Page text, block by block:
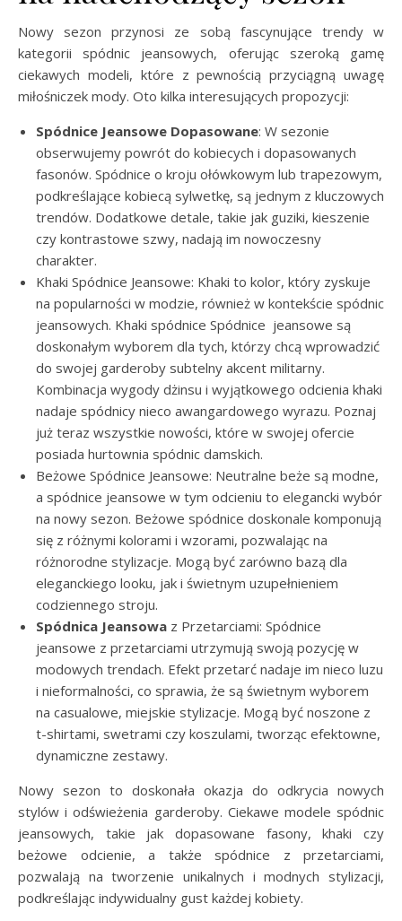
Nowy sezon przynosi ze sobą fascynujące trendy w
kategorii spódnic jeansowych, oferując szeroką gamę
ciekawych modeli, które z pewnością przyciągną uwagę
miłośniczek mody. Oto kilka interesujących propozycji:
Spódnice Jeansowe Dopasowane: W sezonie
obserwujemy powrót do kobiecych i dopasowanych
fasonów. Spódnice o kroju ołówkowym lub trapezowym,
podkreślające kobiecą sylwetkę, są jednym z kluczowych
trendów. Dodatkowe detale, takie jak guziki, kieszenie
czy kontrastowe szwy, nadają im nowoczesny
charakter.
Khaki Spódnice Jeansowe: Khaki to kolor, który zyskuje
na popularności w modzie, również w kontekście spódnic
jeansowych. Khaki spódnice Spódnice jeansowe są
doskonałym wyborem dla tych, którzy chcą wprowadzić
do swojej garderoby subtelny akcent militarny.
Kombinacja wygody dżinsu i wyjątkowego odcienia khaki
nadaje spódnicy nieco awangardowego wyrazu. Poznaj
już teraz wszystkie nowości, które w swojej ofercie
posiada hurtownia spódnic damskich.
Beżowe Spódnice Jeansowe: Neutralne beże są modne,
a spódnice jeansowe w tym odcieniu to elegancki wybór
na nowy sezon. Beżowe spódnice doskonale komponują
się z różnymi kolorami i wzorami, pozwalając na
różnorodne stylizacje. Mogą być zarówno bazą dla
eleganckiego looku, jak i świetnym uzupełnieniem
codziennego stroju.
Spódnica Jeansowa z Przetarciami: Spódnice
jeansowe z przetarciami utrzymują swoją pozycję w
modowych trendach. Efekt przetarć nadaje im nieco luzu
i nieformalności, co sprawia, że są świetnym wyborem
na casualowe, miejskie stylizacje. Mogą być noszone z
t-shirtami, swetrami czy koszulami, tworząc efektowne,
dynamiczne zestawy.
Nowy sezon to doskonała okazja do odkrycia nowych
stylów i odświeżenia garderoby. Ciekawe modele spódnic
jeansowych, takie jak dopasowane fasony, khaki czy
beżowe odcienie, a także spódnice z przetarciami,
pozwalają na tworzenie unikalnych i modnych stylizacji,
podkreślając indywidualny gust każdej kobiety.